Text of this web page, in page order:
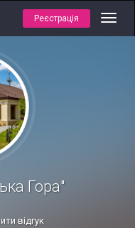
Реєстрація
Гора"
відгук